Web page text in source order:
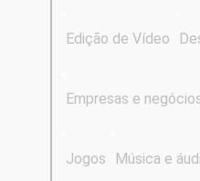
Edição de Vídeo
Empresas e
Jogos Música e